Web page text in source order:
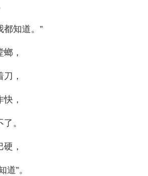
都知道。”
，
，
，
。
，
道”。